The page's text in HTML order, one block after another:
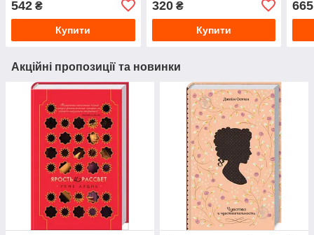
542 ₴
Купити
320₴
Купити
665
Акційні пропозиції та новинки